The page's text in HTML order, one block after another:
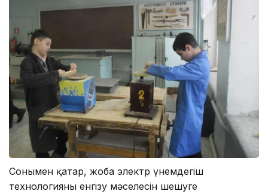
Сонымен қатар, жоба электр үнемдегіш
технологияны енгізу мәселесін шешуге